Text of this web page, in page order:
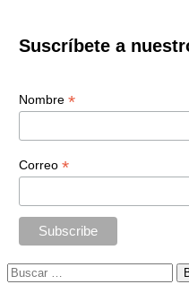
Suscríbete a
Nombre *
Correo *
Buscar: